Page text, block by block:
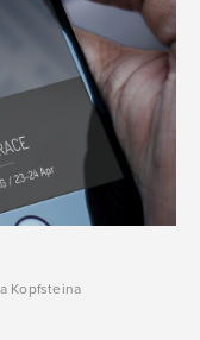
Kopfsteina